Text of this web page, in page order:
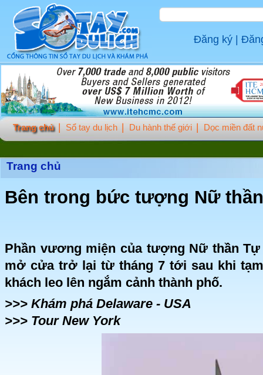
Đăng ký
Trang chủ Sổ tay du lịch Du hành thế giới Dọc miền đất
Trang chủ
Bên trong bức tượng Nữ
Phần vương miện của tượng Nữ thần
mở cửa trở lại từ tháng 7 tới sau khi
khách leo lên ngắm cảnh thành phố.
>>> Khám phá Delaware - USA
>>> Tour New York